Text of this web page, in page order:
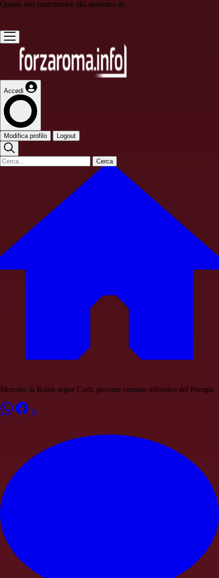
Questo sito contribuisce alla audience de
Accedi
Modifica profilo Logout
Cerca
Mercato, la Roma segue Curti, giovane centrale difensivo del Perugia